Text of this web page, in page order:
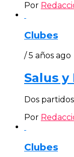
Por
Clubes
/ 5 años ago
Salus
Dos
Por
Clubes